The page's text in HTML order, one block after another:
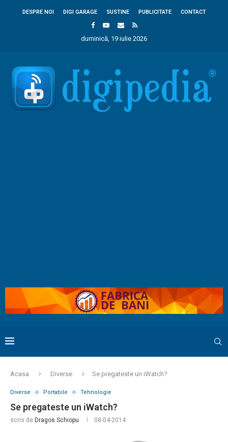
DESPRE NOI DIGI GARAGE SUSTINE PUBLICITATE CONTACT
duminică, 19 iulie 2026
Acasa Diverse Se pregateste un iWatch?
Diverse Portabile Tehnologie
Se pregateste un iWatch?
scris de Dragos Schiopu 08-04-2014